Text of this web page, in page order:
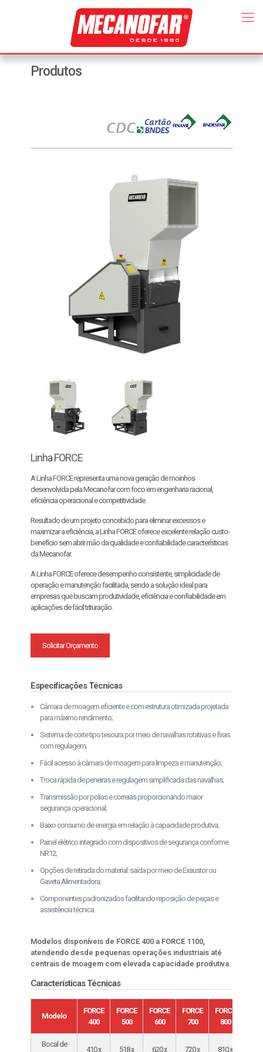
Produtos
Linha FORCE
A Linha FORCE representa uma nova geração de moinhos
desenvolvida pela Mecanofar com foco em engenharia racional,
eficiência operacional e competitividade.
Resultado de um projeto concebido para eliminar excessos e
maximizar a eficiência, a Linha FORCE oferece excelente relação custo-
benefício sem abrir mão da qualidade e confiabilidade características
da Mecanofar.
A Linha FORCE oferece desempenho consistente, simplicidade de
operação e manutenção facilitada, sendo a solução ideal para
empresas que buscam produtividade, eficiência e confiabilidade em
aplicações de fácil trituração.
Solicitar Orçamento
Especificações Técnicas
Câmara de moagem eficiente e com estrutura otimizada projetada
para máximo rendimento;
Sistema de corte tipo tesoura por meio de navalhas rotativas e fixas
com regulagem;
Fácil acesso à câmara de moagem para limpeza e manutenção;
Troca rápida de peneiras e regulagem simplificada das navalhas;
Transmissão por polias e correias proporcionando maior
segurança operacional;
Baixo consumo de energia em relação à capacidade produtiva;
Painel elétrico integrado com dispositivos de segurança conforme
NR12;
Opções de retirada do material: saída por meio de Exaustor ou
Gaveta Alimentadora;
Componentes padronizados facilitando reposição de peças e
assistência técnica.
Modelos disponíveis de FORCE 400 a FORCE 1100,
atendendo desde pequenas operações industriais até
centrais de moagem com elevada capacidade produtiva.
Características Técnicas
Modelo
FORCE
400
FORCE
500
FORCE
600
FORCE
700
FORCE
800
Bocal de
410 x 518 x 620 x 720 x 810 x